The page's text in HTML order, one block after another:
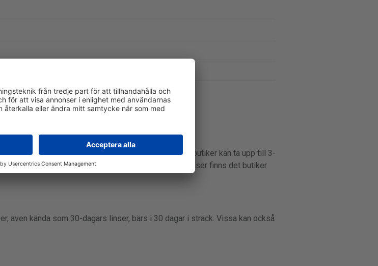
.
typiska leveranstiden är 1-3 dagar, medan vissa butiker kan ta upp till 3-
Om du behöver snabb leverans av kontaktlinser finns det butiker
även kända som 30-dagars linser, bärs i 30 dagar i sträck. Vissa kan också